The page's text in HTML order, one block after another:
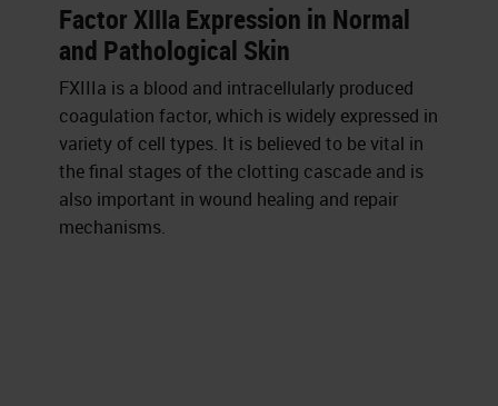
Factor XIIIa Expression in Normal
and Pathological Skin
FXIIIa is a blood and intracellularly produced
coagulation factor, which is widely expressed in
variety of cell types. It is believed to be vital in
the final stages of the clotting cascade and is
also important in wound healing and repair
mechanisms.